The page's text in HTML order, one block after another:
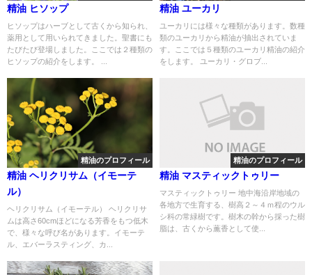
精油 ヒソップ
ヒソップはハーブとして古くから知られ、
薬用として用いられてきました。聖書にも
たびたび登場しました。ここでは２種類の
ヒソップの紹介をします。 ...
精油 ユーカリ
ユーカリには様々な種類があります。数種
類のユーカリから精油が抽出されていま
す。ここでは５種類のユーカリ精油の紹介
をします。 ユーカリ・グロブ...
精油のプロフィール
精油 ヘリクリサム（イモーテ
ル）
ヘリクリサム（イモーテル） ヘリクリサ
ムは高さ60cmほどになる芳香をもつ低木
で、様々な呼び名があります。イモーテ
ル、エバーラスティング、カ...
精油のプロフィール
精油 マスティックトゥリー
マスティックトゥリー 地中海沿岸地域の
各地方で生育する、樹高２～４ｍ程のウル
シ科の常緑樹です。樹木の幹から採った樹
脂は、古くから薫香として使...